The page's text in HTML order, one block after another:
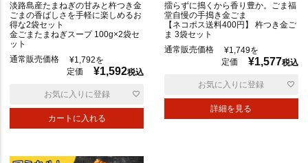
淡路島産たまねぎの甘みと杵つき金
ごまの香ばしさを手軽に楽しめるお
得な2袋セット
金ごまたまねぎスープ 100g×2袋セ
ット
通常販売価格
¥1,792を
定価
¥1,592税込
カートに入れる
お気に入りに登録
擂らずに搗くから香り豊か。ごま福
堂自慢の手搗き金ごま
【ネコポス送料400円】 杵つき金ご
ま 3袋セット
通常販売価格
¥1,749を
定価
¥1,577税込
詳細を見る
お気に入りに登録